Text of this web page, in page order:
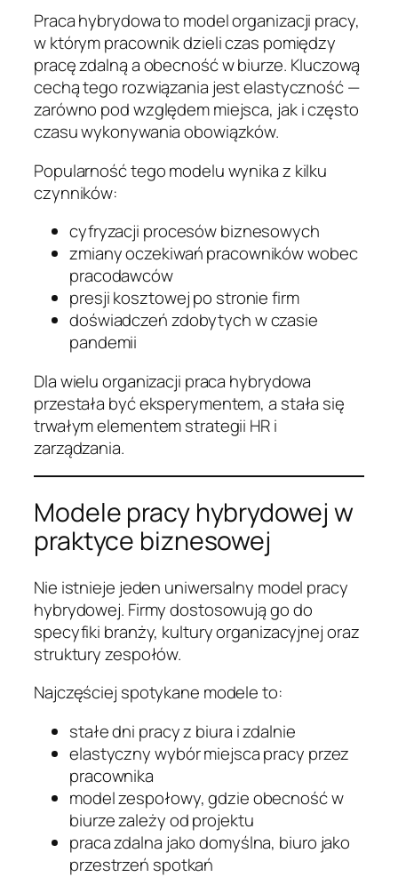
Praca hybrydowa to model organizacji pracy,
w którym pracownik dzieli czas pomiędzy
pracę zdalną a obecność w biurze. Kluczową
cechą tego rozwiązania jest elastyczność —
zarówno pod względem miejsca, jak i często
czasu wykonywania obowiązków.
Popularność tego modelu wynika z kilku
czynników:
cyfryzacji procesów biznesowych
zmiany oczekiwań pracowników wobec
pracodawców
presji kosztowej po stronie firm
doświadczeń zdobytych w czasie
pandemii
Dla wielu organizacji praca hybrydowa
przestała być eksperymentem, a stała się
trwałym elementem strategii HR i
zarządzania.
Modele pracy hybrydowej w
praktyce biznesowej
Nie istnieje jeden uniwersalny model pracy
hybrydowej. Firmy dostosowują go do
specyfiki branży, kultury organizacyjnej oraz
struktury zespołów.
Najczęściej spotykane modele to:
stałe dni pracy z biura i zdalnie
elastyczny wybór miejsca pracy przez
pracownika
model zespołowy, gdzie obecność w
biurze zależy od projektu
praca zdalna jako domyślna, biuro jako
przestrzeń spotkań